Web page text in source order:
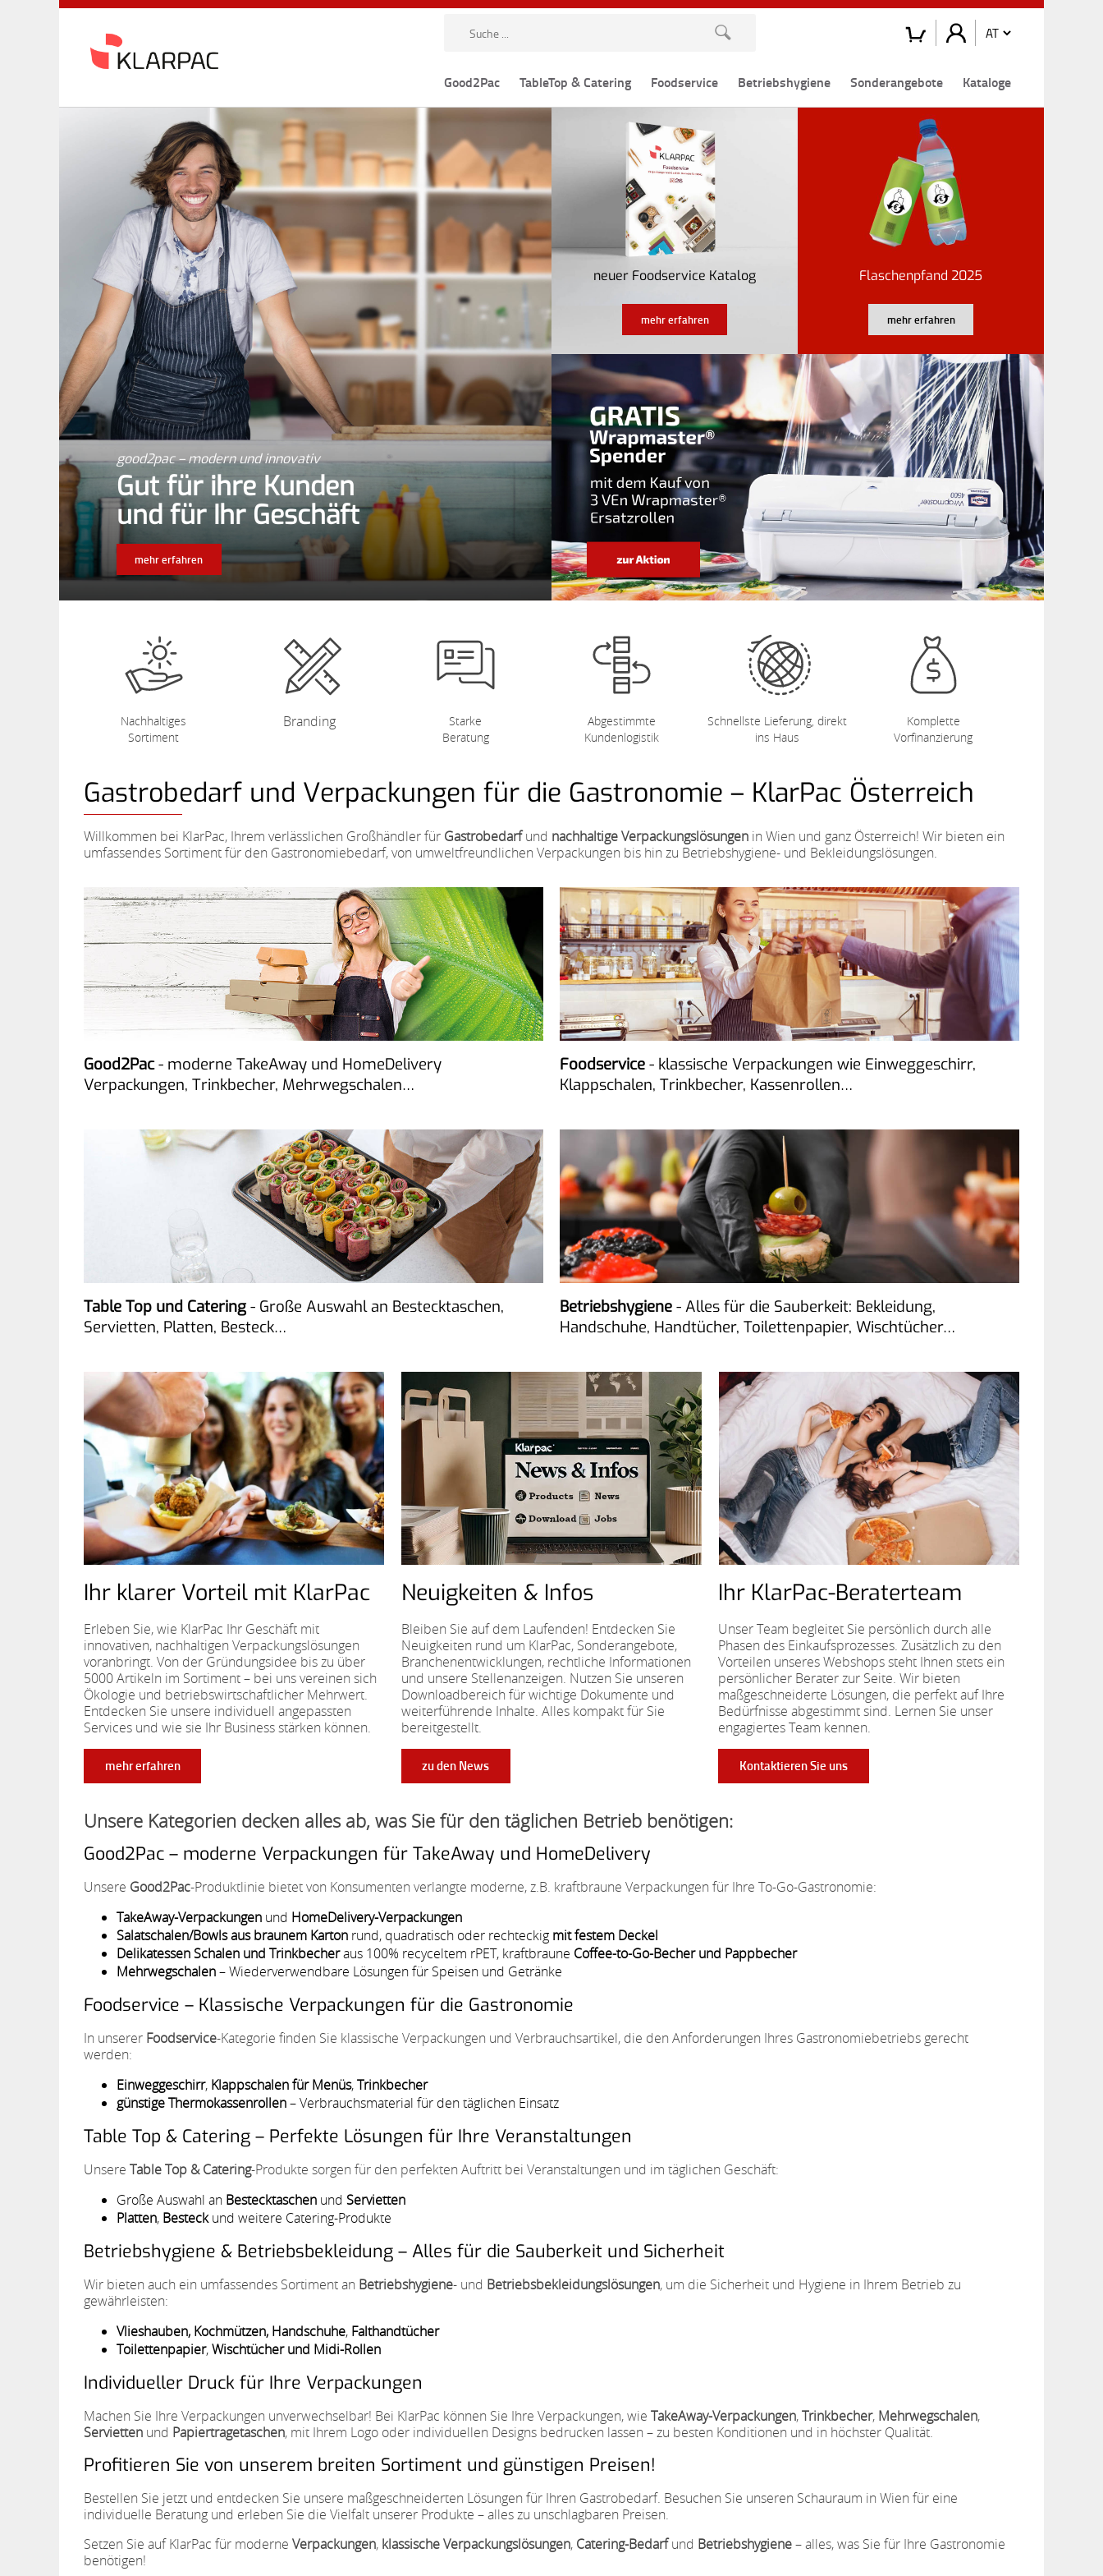
Good2Pac TableTop & Catering Foodservice Betriebshygiene Sonderangebote Kataloge
good2pac – modern und innovativ
Gut für ihre Kunden
und für Ihr Geschäft
mehr erfahren
neuer Foodservice Katalog
mehr erfahren
Flaschenpfand 2025
mehr erfahren
Nachhaltiges
Sortiment
Branding
Starke
Beratung
Abgestimmte
Kundenlogistik
Schnellste Lieferung, direkt
ins Haus
Komplette
Vorfinanzierung
Gastrobedarf und Verpackungen für die Gastronomie – KlarPac Österreich
Willkommen bei KlarPac, Ihrem verlässlichen Großhändler für Gastrobedarfund nachhaltige Verpackungslösungen in Wien und ganz Österreich! Wir bieten ein
umfassendes Sortiment für den Gastronomiebedarf, von umweltfreundlichen Verpackungen bis hin zu Betriebshygiene- und Bekleidungslösungen.
Good2Pac- moderne TakeAway und HomeDelivery
Verpackungen, Trinkbecher, Mehrwegschalen…
Foodservice - klassische Verpackungen wie Einweggeschirr,
Klappschalen, Trinkbecher, Kassenrollen…
Table Top und Catering - Große Auswahl an Bestecktaschen,
Servietten, Platten, Besteck…
Betriebshygiene - Alles für die Sauberkeit: Bekleidung,
Handschuhe, Handtücher, Toilettenpapier, Wischtücher…
Ihr klarer Vorteil mit KlarPac
Erleben Sie, wie KlarPac Ihr Geschäft mit
innovativen, nachhaltigen Verpackungslösungen
voranbringt. Von der Gründungsidee bis zu über
5000 Artikeln im Sortiment – bei uns vereinen sich
Ökologie und betriebswirtschaftlicher Mehrwert.
Entdecken Sie unsere individuell angepassten
Services und wie sie Ihr Business stärken können.
mehr erfahren
Neuigkeiten & Infos
Bleiben Sie auf dem Laufenden! Entdecken Sie
Neuigkeiten rund um KlarPac, Sonderangebote,
Branchenentwicklungen, rechtliche Informationen
und unsere Stellenanzeigen. Nutzen Sie unseren
Downloadbereich für wichtige Dokumente und
weiterführende Inhalte. Alles kompakt für Sie
bereitgestellt.
zu den News
Ihr KlarPac-Beraterteam
Unser Team begleitet Sie persönlich durch alle
Phasen des Einkaufsprozesses. Zusätzlich zu den
Vorteilen unseres Webshops steht Ihnen stets ein
persönlicher Berater zur Seite. Wir bieten
maßgeschneiderte Lösungen, die perfekt auf Ihre
Bedürfnisse abgestimmt sind. Lernen Sie unser
engagiertes Team kennen.
Kontaktieren Sie uns
Unsere Kategorien decken alles ab, was Sie für den täglichen Betrieb benötigen:
Good2Pac – moderne Verpackungen für TakeAway und HomeDelivery
Unsere Good2Pac-Produktlinie bietet von Konsumenten verlangte moderne, z.B. kraftbraune Verpackungen für Ihre To-Go-Gastronomie:
TakeAway-Verpackungen und HomeDelivery-Verpackungen
Salatschalen/Bowls aus braunem Karton rund, quadratisch oder rechteckig mit festem Deckel
Delikatessen Schalen und Trinkbecheraus 100% recyceltem rPET, kraftbraune Coffee-to-Go-Becher und Pappbecher
Mehrwegschalen– Wiederverwendbare Lösungen für Speisen und Getränke
Foodservice – Klassische Verpackungen für die Gastronomie
In unserer Foodservice-Kategorie finden Sie klassische Verpackungen und Verbrauchsartikel, die den Anforderungen Ihres Gastronomiebetriebs gerecht
werden:
Einweggeschirr, Klappschalen für Menüs,Trinkbecher
günstige Thermokassenrollen– Verbrauchsmaterial für den täglichen Einsatz
Table Top & Catering – Perfekte Lösungen für Ihre Veranstaltungen
Unsere Table Top & Catering-Produkte sorgen für den perfekten Auftritt bei Veranstaltungen und im täglichen Geschäft:
Große Auswahl an Bestecktaschen und Servietten
Platten, Besteckund weitere Catering-Produkte
Betriebshygiene & Betriebsbekleidung – Alles für die Sauberkeit und Sicherheit
Wir bieten auch ein umfassendes Sortiment an Betriebshygiene- und Betriebsbekleidungslösungen, um die Sicherheit und Hygiene in Ihrem Betrieb zu
gewährleisten:
Vlieshauben, Kochmützen, Handschuhe, Falthandtücher
Toilettenpapier,Wischtücher und Midi-Rollen
Individueller Druck für Ihre Verpackungen
Machen Sie Ihre Verpackungen unverwechselbar! Bei KlarPac können Sie Ihre Verpackungen, wie TakeAway-Verpackungen,Trinkbecher, Mehrwegschalen,
Servietten und Papiertragetaschen, mit Ihrem Logo oder individuellen Designs bedrucken lassen – zu besten Konditionen und in höchster Qualität.
Profitieren Sie von unserem breiten Sortiment und günstigen Preisen!
Bestellen Sie jetzt und entdecken Sie unsere maßgeschneiderten Lösungen für Ihren Gastrobedarf. Besuchen Sie unseren Schauraum in Wien für eine
individuelle Beratung und erleben Sie die Vielfalt unserer Produkte – alles zu unschlagbaren Preisen.
Setzen Sie auf KlarPac für moderne Verpackungen, klassische Verpackungslösungen, Catering-Bedarfund Betriebshygiene– alles, was Sie für Ihre Gastronomie
benötigen!